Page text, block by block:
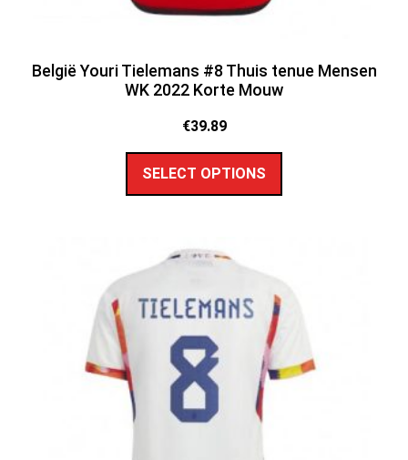
België Youri Tielemans #8 Thuis tenue Mensen
WK 2022 Korte Mouw
€39.89
SELECT OPTIONS